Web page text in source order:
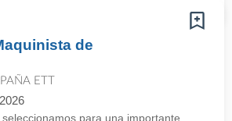
de
ETT
para una importante